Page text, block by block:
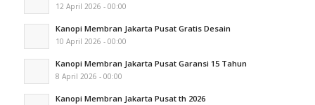
12 April 2026 - 00:00
Kanopi Membran Jakarta Pusat Gratis Desain
10 April 2026 - 00:00
Kanopi Membran Jakarta Pusat Garansi 15 Tahun
8 April 2026 - 00:00
Kanopi Membran Jakarta Pusat th 2026